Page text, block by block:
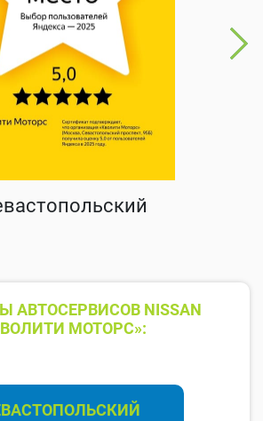
АВТОСЕРВИСОВ NISSAN
МОТОРС»: